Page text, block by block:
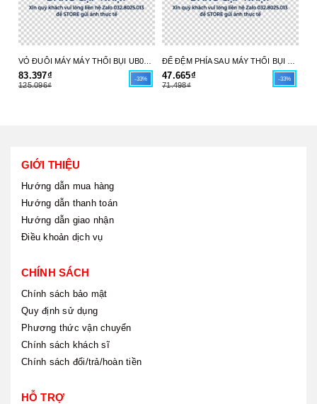
83.397₫
125.096₫
-33% 47.665₫
71.498₫
-33%
GIỚI THIỆU
Hướng dẫn mua hàng
Hướng dẫn thanh toán
Hướng dẫn giao nhận
Điều khoản dịch vụ
CHÍNH SÁCH
Chính sách bảo mật
Quy định sử dụng
Phương thức vận chuyển
Chính sách khách sĩ
Chính sách đổi/trả/hoàn tiền
HỖ TRỢ